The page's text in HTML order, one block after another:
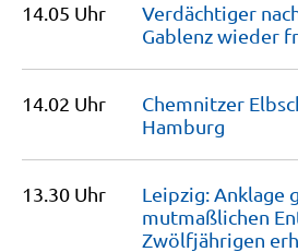
14.05 Uhr
Verdächtiger
Gablenz wieder
14.02 Uhr
Chemnitzer
Hamburg
13.30 Uhr
Leipzig: Anklage
mutmaßlichen
Zwölfjährigen